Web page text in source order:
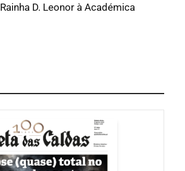
Rainha D. Leonor à Académica